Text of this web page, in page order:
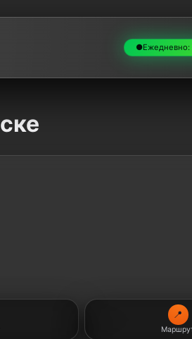
●Ежедневно:
📍